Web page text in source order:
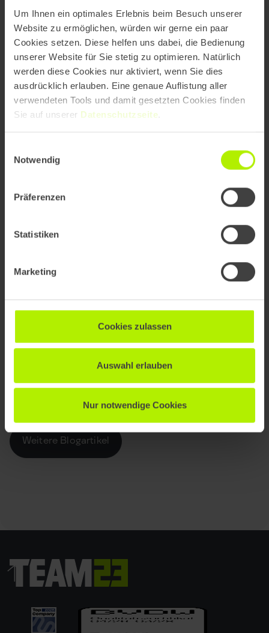
Um Ihnen ein optimales Erlebnis beim Besuch unserer
Website zu ermöglichen, würden wir gerne ein paar
Cookies setzen. Diese helfen uns dabei, die Bedienung
unserer Website für Sie stetig zu optimieren. Natürlich
werden diese Cookies nur aktiviert, wenn Sie dies
ausdrücklich erlauben. Eine genaue Auflistung aller
verwendeten Tools und damit gesetzten Cookies finden
Sie auf unserer Datenschutzseite
Notwendig
Präferenzen
Statistiken
Marketing
Cookies zulassen
Auswahl erlauben
Nur notwendige Cookies
OpenAI Operator für die Shopping-
Barrierefreie Website & SEO: Wie
Weitere Blogartikel